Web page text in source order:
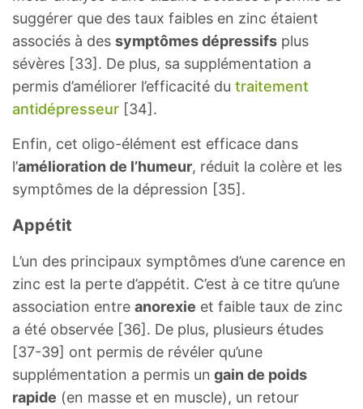
suggérer que des taux faibles en zinc étaient
associés à des symptômes dépressifs plus
sévères [33]. De plus, sa supplémentation a
permis d’améliorer l’efficacité du traitement
antidépresseur [34].
Enfin, cet oligo-élément est efficace dans
l’amélioration de l’humeur, réduit la colère et les
symptômes de la dépression [35].
Appétit
L’un des principaux symptômes d’une carence en
zinc est la perte d’appétit. C’est à ce titre qu’une
association entre anorexie et faible taux de zinc
a été observée [36]. De plus, plusieurs études
[37-39] ont permis de révéler qu’une
supplémentation a permis un gain de poids
rapide (en masse et en muscle), un retour